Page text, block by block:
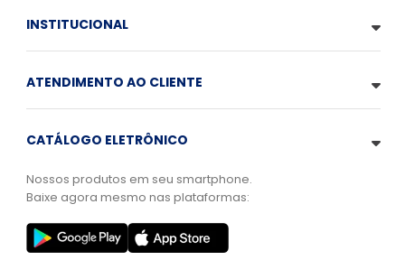
INSTITUCIONAL
ATENDIMENTO AO CLIENTE
CATÁLOGO ELETRÔNICO
Nossos produtos em seu smartphone.
Baixe agora mesmo nas plataformas: